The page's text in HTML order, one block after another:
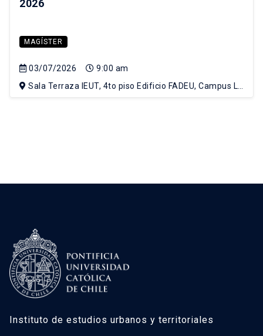
2026
MAGÍSTER
03/07/2026
9:00 am
Sala Terraza IEUT, 4to piso Edificio FADEU, Campus Lo
Instituto de estudios urbanos y territoriales